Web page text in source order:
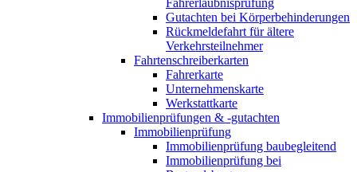
Gutachten bei Körperbehinderungen
Rückmeldefahrt für ältere
Verkehrsteilnehmer
Fahrtenschreiberkarten
Fahrerkarte
Unternehmenskarte
Werkstattkarte
Immobilienprüfungen & -gutachten
Immobilienprüfung
Immobilienprüfung baubegleitend
Immobilienprüfung bei